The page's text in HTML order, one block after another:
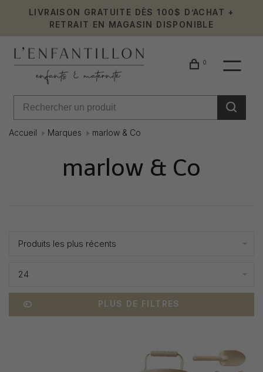
LIVRAISON GRATUITE DÈS 100$ D’ACHAT +
RETRAIT EN MAGASIN DISPONIBLE
0
Accueil Marques marlow & Co
marlow & Co
Produits les plus récents
24
PLUS DE FILTRES